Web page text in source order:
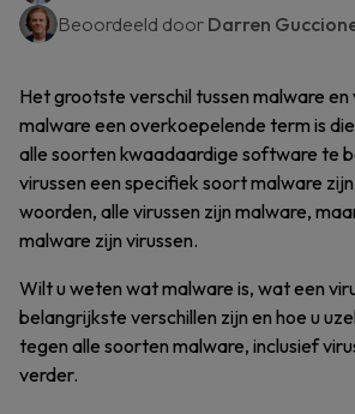
Beoordeeld door Darren
Het grootste verschil tussen malware en
malware een overkoepelende term is
alle soorten kwaadaardige software te
virussen een specifiek soort malware
woorden, alle virussen zijn malware,
malware zijn virussen.
Wilt u weten wat malware is, wat een
belangrijkste verschillen zijn en hoe u
tegen alle soorten malware, inclusief
verder.